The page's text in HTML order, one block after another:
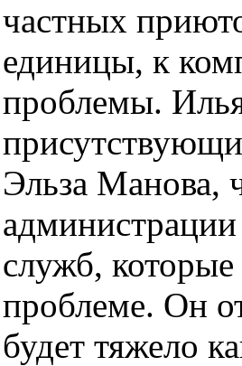
частных
единицы, к
проблемы.
Эльза Манова,
служб,
проблеме. Он
будет тяжело